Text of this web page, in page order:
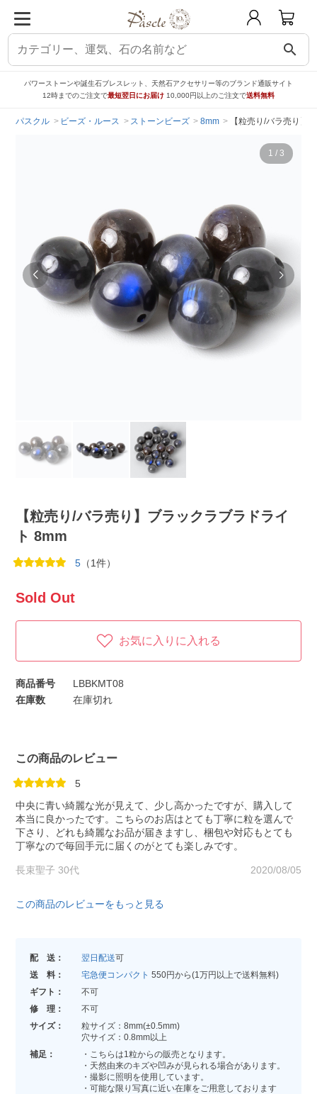
search
パワーストーンや誕生石ブレスレット、天然石アクセサリー等のブランド通販サイト
12時までのご注文で最短翌日にお届け 10,000円以上のご注文で送料無料
パスクル ビーズ・ルース ストーンビーズ 8mm 【粒売り/バラ売り】
1 / 3
【粒売り/バラ売り】ブラックラブラドライ
ト 8mm
5 （1件）
Sold Out
お気に入りに入れる
商品番号
LBBKMT08
在庫数
在庫切れ
この商品のレビュー
5
中央に青い綺麗な光が見えて、少し高かったですが、購入して
本当に良かったです。こちらのお店はとても丁寧に粒を選んで
下さり、どれも綺麗なお品が届きますし、梱包や対応もとても
丁寧なので毎回手元に届くのがとても楽しみです。
長束聖子 30代 2020/08/05
この商品のレビューをもっと見る
配 送： 翌日配送可
送 料：
宅急便コンパクト 550円から(1万円以上で送料無料)
ギフト：
不可
修 理：
不可
サイズ：
粒サイズ：8mm(±0.5mm)
穴サイズ：0.8mm以上
補足：
・こちらは1粒からの販売となります。
・天然由来のキズや凹みが見られる場合があります。
・撮影に照明を使用しています。
・可能な限り写真に近い在庫をご用意しております